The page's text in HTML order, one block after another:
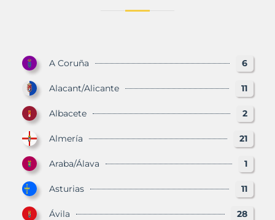
A Coruña 6
Alacant/Alicante 11
Albacete 2
Almería 21
Araba/Álava 1
Asturias 11
Ávila 28